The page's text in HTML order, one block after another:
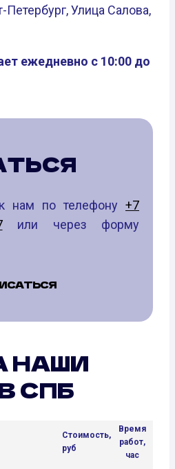
Петербург, Улица Салова,
ежедневно с 10:00 до
нам по телефону +7
или через форму
НАШИ
СПБ
Стоимость,
руб
Время
работ,
час